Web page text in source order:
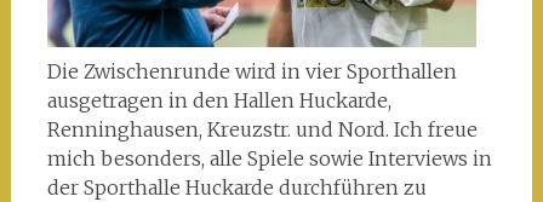
Die Zwischenrunde wird in vier Sporthallen
ausgetragen in den Hallen Huckarde,
Renninghausen, Kreuzstr. und Nord. Ich freue
mich besonders, alle Spiele sowie Interviews in
der Sporthalle Huckarde durchführen zu